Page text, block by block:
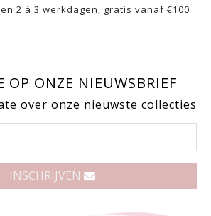
2 à 3 werkdagen, gratis vanaf €100
OP ONZE NIEUWSBRIEF
over onze nieuwste collecties
INSCHRIJVEN